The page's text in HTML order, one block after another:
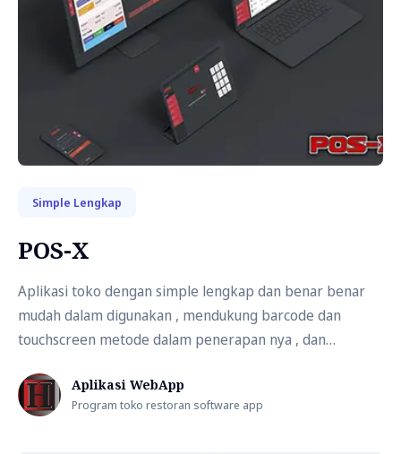
Simple Lengkap
POS-X
Aplikasi toko dengan simple lengkap dan benar benar
mudah dalam digunakan , mendukung barcode dan
touchscreen metode dalam penerapan nya , dan
peralatan kasir maupun mesin kasir dalam digunakan.
Aplikasi WebApp
Program toko restoran software app